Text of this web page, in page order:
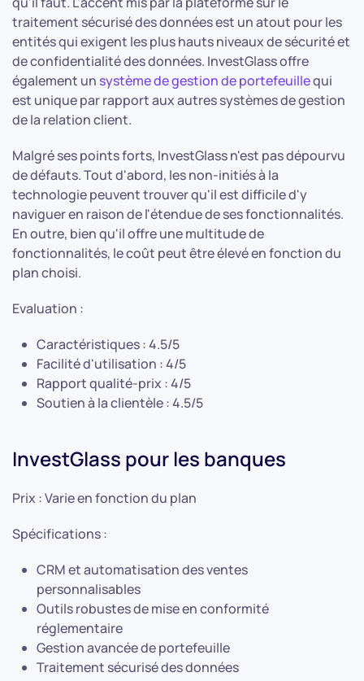
traitement sécurisé des données est un atout pour les
entités qui exigent les plus hauts niveaux de sécurité et
de confidentialité des données. InvestGlass offre
également un système de gestion de portefeuillequi
est unique par rapport aux autres systèmes de gestion
de la relation client.
Malgré ses points forts, InvestGlass n'est pas dépourvu
de défauts. Tout d'abord, les non-initiés à la
technologie peuvent trouver qu'il est difficile d'y
naviguer en raison de l'étendue de ses fonctionnalités.
En outre, bien qu'il offre une multitude de
fonctionnalités, le coût peut être élevé en fonction du
plan choisi.
Evaluation :
Caractéristiques : 4.5/5
Facilité d'utilisation : 4/5
Rapport qualité-prix : 4/5
Soutien à la clientèle : 4.5/5
InvestGlass pour les banques
Prix : Varie en fonction du plan
Spécifications :
CRM et automatisation des ventes
personnalisables
Outils robustes de mise en conformité
réglementaire
Gestion avancée de portefeuille
Traitement sécurisé des données